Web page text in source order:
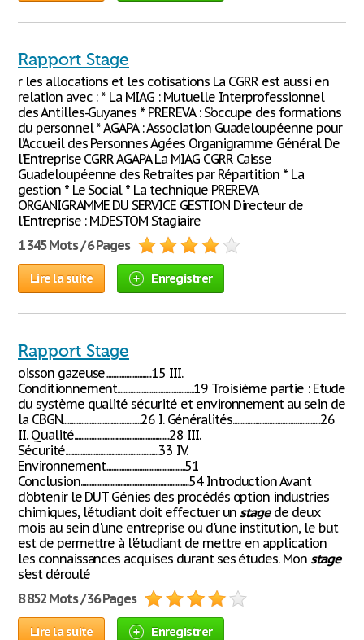
Rapport Stage
r les allocations et les cotisations La CGRR est aussi en
relation avec : * La MIAG : Mutuelle Interprofessionnel
des Antilles-Guyanes * PREREVA : S’occupe des formations
du personnel * AGAPA : Association Guadeloupéenne pour
l’Accueil des Personnes Agées Organigramme Général De
l’Entreprise CGRR AGAPA La MIAG CGRR Caisse
Guadeloupéenne des Retraites par Répartition * La
gestion * Le Social * La technique PREREVA
ORGANIGRAMME DU SERVICE GESTION Directeur de
l’Entreprise : M.DESTOM Stagiaire
1 345 Mots / 6 Pages
Lire la suite Enregistrer
Rapport Stage
oisson gazeuse.............................15 III.
Conditionnement................................................19 Troisième partie : Etude
du système qualité sécurité et environnement au sein de
la CBGN.................................................26 I. Généralités.......................................................26
II. Qualité............................................................28 III.
Sécurité...........................................................33 IV.
Environnement..................................................51
Conclusion....................................................................54 Introduction Avant
d'obtenir le DUT Génies des procédés option industries
chimiques, l'étudiant doit effectuer unstagede deux
mois au sein d'une entreprise ou d'une institution, le but
est de permettre à l'étudiant de mettre en application
les connaissances acquises durant ses études. Mon stage
s'est déroulé
8 852 Mots / 36 Pages
Lire la suite Enregistrer